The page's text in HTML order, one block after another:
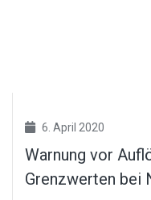
6. April 2020
Warnung vor
Grenzwerten bei